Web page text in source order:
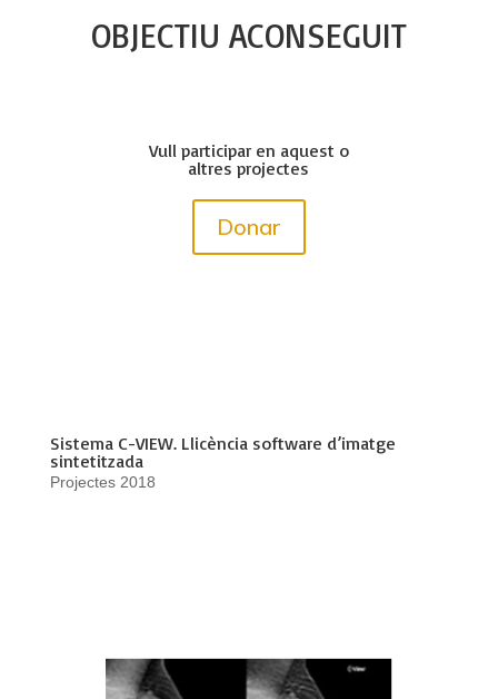
OBJECTIU ACONSEGUIT
Vull participar en aquest o
altres projectes
Donar
Sistema C-VIEW. Llicència software d’imatge
sintetitzada
Projectes 2018